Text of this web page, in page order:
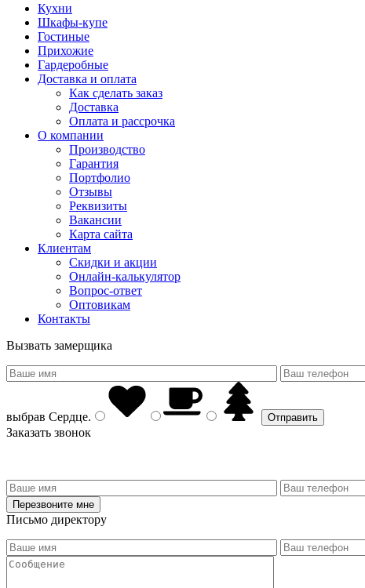
Кухни
Шкафы-купе
Гостиные
Прихожие
Гардеробные
Доставка и оплата
Как сделать заказ
Доставка
Оплата и рассрочка
О компании
Производство
Гарантия
Портфолио
Отзывы
Реквизиты
Вакансии
Карта сайта
Клиентам
Скидки и акции
Онлайн-калькулятор
Вопрос-ответ
Оптовикам
Контакты
Вызвать замерщика
выбрав Сердце.
Заказать звонок
Письмо директору